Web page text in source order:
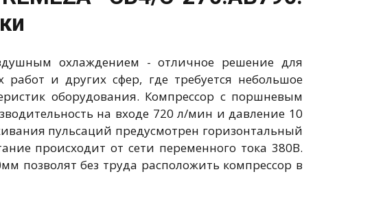
охлаждением - отличное решение для
и других сфер, где требуется небольшое
оборудования. Компрессор с поршневым
на входе 720 л/мин и давление 10
пульсаций предусмотрен горизонтальный
происходит от сети переменного тока 380В.
позволят без труда расположить компрессор в